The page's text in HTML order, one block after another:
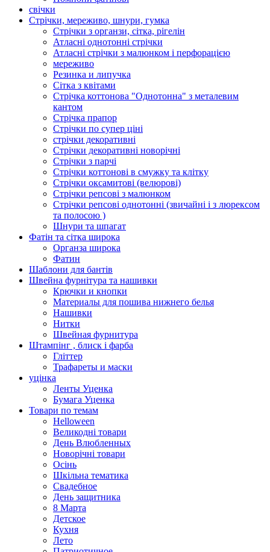
свічки
Стрічки, мереживо, шнури, гумка
Стрічки з органзи, сітка, рігелін
Атласні однотонні стрічки
Атласні стрічки з малюнком і перфорацією
мереживо
Резинка и липучка
Сітка з квітами
Стрічка коттонова "Однотонна" з металевим
кантом
Стрічка прапор
Стрічки по супер ціні
стрічки декоративні
Стрічки декоративні новорічні
Стрічки з парчі
Стрічки коттонові в смужку та клітку
Стрічки оксамитові (велюрові)
Стрічки репсові з малюнком
Стрічки репсові однотонні (звичайні і з люрексом
та полосою )
Шнури та шпагат
Фатін та сітка широка
Органза широка
Фатин
Шаблони для бантів
Швейна фурнітура та нашивки
Крючки и кнопки
Материалы для пошива нижнего белья
Нашивки
Нитки
Швейная фурнитура
Штампінг , блиск і фарба
Гліттер
Трафареты и маски
уцінка
Ленты Уценка
Бумага Уценка
Товари по темам
Helloween
Великодні товари
День Влюбленных
Новорічні товари
Осінь
Шкільна тематика
Свадебное
День защитника
8 Марта
Детское
Кухня
Лето